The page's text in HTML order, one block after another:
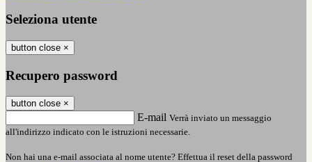
Seleziona utente
button close ×
Recupero password
button close ×
E-mail Verrà inviato un messaggio
all'indirizzo indicato con le istruzioni necessarie.
Non hai una e-mail associata al nome utente? Effettua il reset della password